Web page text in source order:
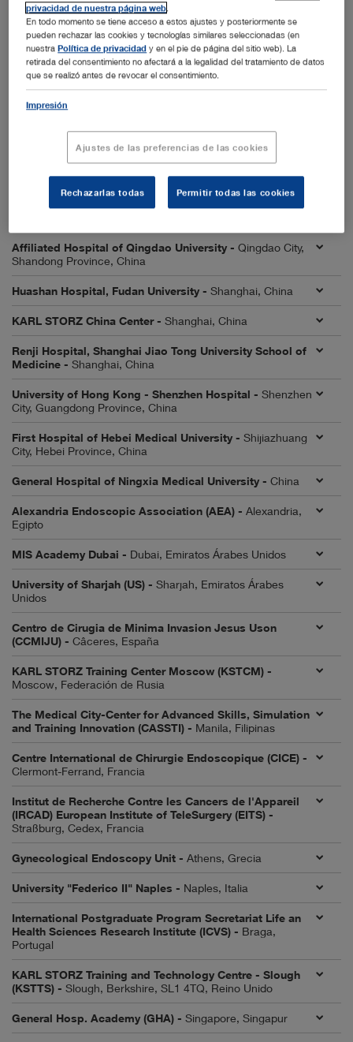
Endoscopic Training Centre Antwerp (ETCA) -Antwerp,
Bélgica
Shengjing Hospital of China Medical University -Benxi
City, Liaoning Province, China
First Affiliated Hospital, Sun Yat-sen University -
First Affiliated Hospital of University of Science and
Technology of China (USTC) -Hefei City, Anhui Province,
Affiliated Hospital of Qingdao University - Qingdao City,
Shandong Province, China
Huashan Hospital, Fudan University - Shanghai, China
KARL STORZ China Center - Shanghai, China
Renji Hospital, Shanghai Jiao Tong University School of
Medicine - Shanghai, China
University of Hong Kong - Shenzhen Hospital - Shenzhen
City, Guangdong Province, China
First Hospital of Hebei Medical University - Shijiazhuang
City, Hebei Province, China
General Hospital of Ningxia Medical University - China
Alexandria Endoscopic Association (AEA) - Alexandria,
Egipto
MIS Academy Dubai - Dubai, Emiratos Árabes Unidos
University of Sharjah (US) - Sharjah, Emiratos Árabes
Unidos
Centro de Cirugia de Minima Invasion Jesus Uson
(CCMIJU) - Câceres, España
KARL STORZ Training Center Moscow (KSTCM) -
Moscow, Federación de Rusia
The Medical City-Center for Advanced Skills, Simulation
and Training Innovation (CASSTI) - Manila, Filipinas
Centre International de Chirurgie Endoscopique (CICE) -
Clermont-Ferrand, Francia
Institut de Recherche Contre les Cancers de l'Appareil
(IRCAD) European Institute of TeleSurgery (EITS) -
Straßburg, Cedex, Francia
Gynecological Endoscopy Unit - Athens, Grecia
University "Federico II" Naples - Naples, Italia
International Postgraduate Program Secretariat Life an
Health Sciences Research Institute (ICVS) - Braga,
Portugal
KARL STORZ Training and Technology Centre - Slough
(KSTTS) - Slough, Berkshire, SL1 4TQ, Reino Unido
General Hosp. Academy (GHA) - Singapore, Singapur
privacidad de nuestra página web
En todo momento se tiene acceso a estos ajustes y posteriormente se
pueden rechazar las cookies y tecnologías similares seleccionadas (en
nuestraPolítica de privacidad y en el pie de página del sitio web). La
retirada del consentimiento no afectará a la legalidad del tratamiento de datos
que se realizó antes de revocar el consentimiento.
Impresión
Ajustes de las preferencias de las cookies
Rechazarlas todas Permitir todas las cookies